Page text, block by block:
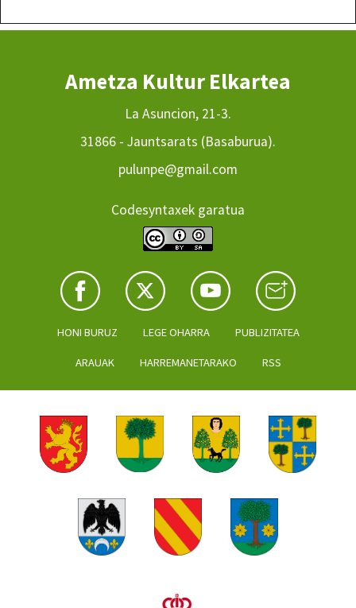
Ametza Kultur Elkartea
La Asuncion, 21-3.
31866 - Jauntsarats (Basaburua).
pulunpe@gmail.com
Codesyntaxek garatua
HONI BURUZ LEGE OHARRA PUBLIZITATEA
ARAUAK HARREMANETARAKO RSS